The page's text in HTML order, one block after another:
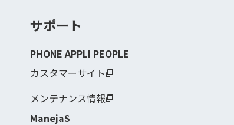
サポート
PHONE APPLI PEOPLE
カスタマーサイト
メンテナンス情報
ManejaS